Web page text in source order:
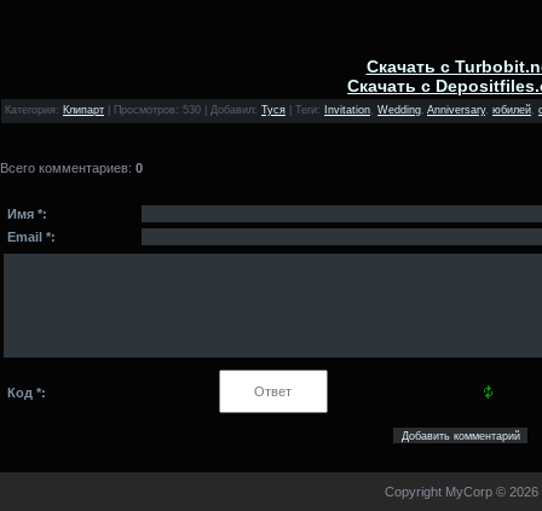
Скачать с
Скачать с
Категория : Клипарт Просмотров: 530 | Добавил: Туся Теги: Invitation, Wedding, Anniversary, юбилей,
Всего комментариев: 0
Имя *:
Email *:
Код *:
Copyright MyCorp © 2026